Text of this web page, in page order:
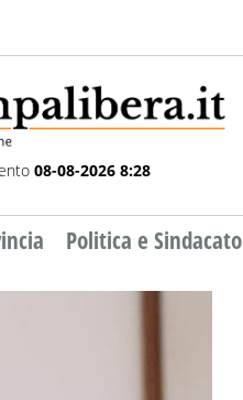
08-08-2026 8:28
Politica e Sindacato